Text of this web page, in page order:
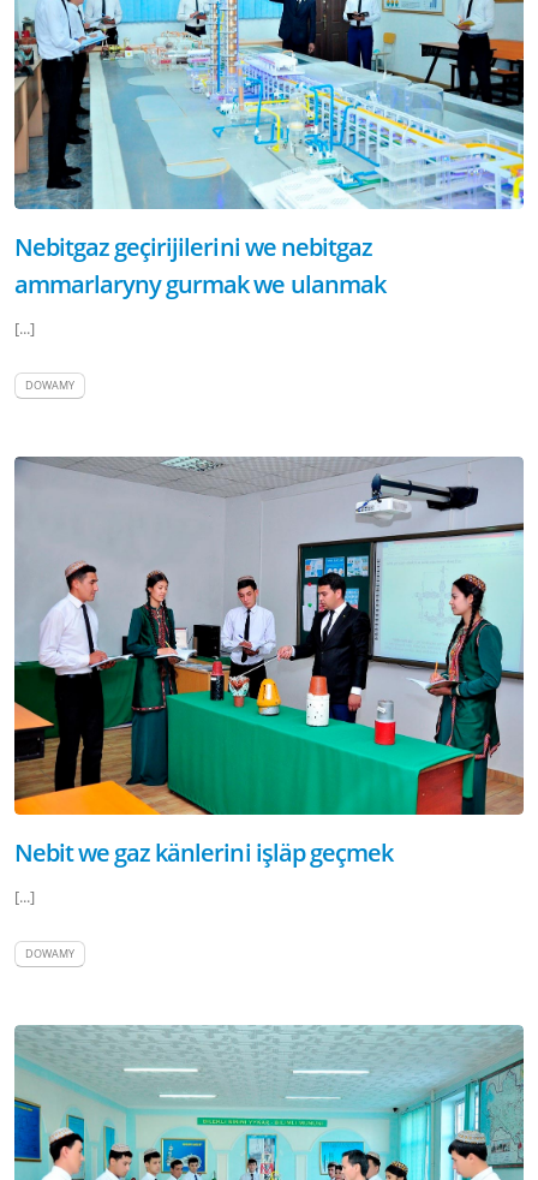
Nebitgaz geçirijilerini we nebitgaz
ammarlaryny gurmak we ulanmak
[...]
DOWAMY
Nebit we gaz känlerini işläp geçmek
[...]
DOWAMY